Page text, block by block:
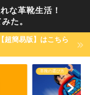
な革靴生活！
た。
超簡易版】はこちら
革靴のお手入れ方法